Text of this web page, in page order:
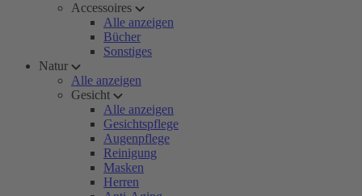
Accessoires
Alle anzeigen
Bücher
Sonstiges
Natur
Alle anzeigen
Gesicht
Alle anzeigen
Gesichtspflege
Augenpflege
Reinigung
Masken
Herren